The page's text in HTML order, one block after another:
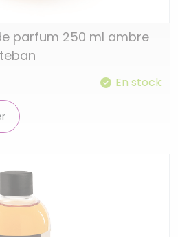
parfum 250 ml ambre
En stock